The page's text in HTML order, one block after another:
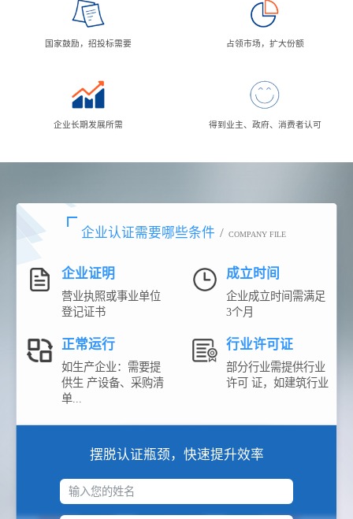
国家鼓励，招投标需要 占领市场，扩大份额
企业长期发展所需 得到业主、政府、消费者认可
企业认证需要哪些条件 / COMPANY FILE
企业证明
营业执照或事业单位
登记证书
成立时间
企业成立时间需满足
3个月
正常运行
如生产企业：需要提
供生 产设备、采购清
单...
行业许可证
部分行业需提供行业
许可 证，如建筑行业
摆脱认证瓶颈，快速提升效率
输入您的姓名